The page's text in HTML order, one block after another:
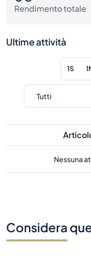
Rendimento totale
Ultime attività
1S
Nessuna
Considera